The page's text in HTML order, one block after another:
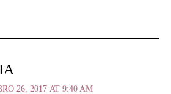
26, 2017 AT 9:40 AM